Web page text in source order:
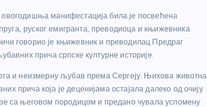
манифестација била је посвећена
руског емигранта, преводиоца и књижевника
говорио је књижевник и преводилац Предраг
прича српске културне историје.
и неизмерну љубав према Сергеју. Њихова животна
прича која је деценијама остајала далеко од очију
са његовом породицом и предано чувала успомену